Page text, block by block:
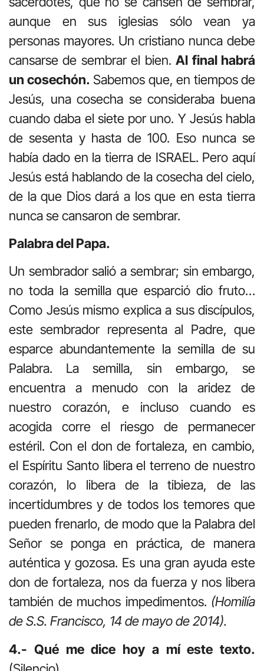
aunque en sus iglesias sólo vean ya
personas mayores. Un cristiano nunca debe
cansarse de sembrar el bien.Al final habrá
un cosechón. Sabemos que, en tiempos de
Jesús, una cosecha se consideraba buena
cuando daba el siete por uno. Y Jesús habla
de sesenta y hasta de 100. Eso nunca se
había dado en la tierra de ISRAEL. Pero aquí
Jesús está hablando de la cosecha del cielo,
de la que Dios dará a los que en esta tierra
nunca se cansaron de sembrar.
Palabra del Papa.
Un sembrador salió a sembrar; sin embargo,
no toda la semilla que esparció dio fruto…
Como Jesús mismo explica a sus discípulos,
este sembrador representa al Padre, que
esparce abundantemente la semilla de su
Palabra. La semilla, sin embargo, se
encuentra a menudo con la aridez de
nuestro corazón, e incluso cuando es
acogida corre el riesgo de permanecer
estéril. Con el don de fortaleza, en cambio,
el Espíritu Santo libera el terreno de nuestro
corazón, lo libera de la tibieza, de las
incertidumbres y de todos los temores que
pueden frenarlo, de modo que la Palabra del
Señor se ponga en práctica, de manera
auténtica y gozosa. Es una gran ayuda este
don de fortaleza, nos da fuerza y nos libera
también de muchos impedimentos. (Homilía
de S.S. Francisco, 14 de mayo de 2014).
4.- Qué me dice hoy a mí este texto.